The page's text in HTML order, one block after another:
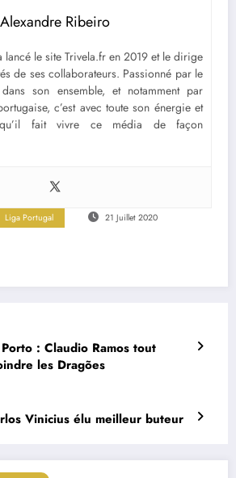
Alexandre Ribeiro
lancé le site Trivela.fr en 2019 et le dirige
de ses collaborateurs. Passionné par le
son ensemble, et notamment par
c’est avec toute son énergie et
fait vivre ce média de façon
Liga Portugal 21 Juillet 2020
: Claudio Ramos tout
les Dragões
Vinicius élu meilleur buteur